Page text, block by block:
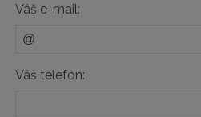
Váš e-mail:
Váš telefon: